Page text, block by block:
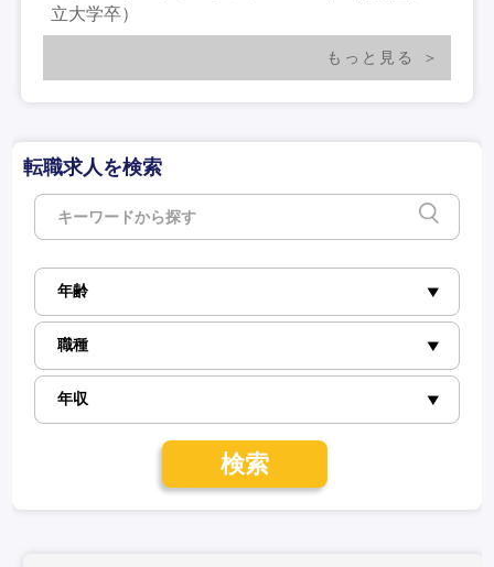
立大学卒）
もっと見る
転職求人を検索
検索